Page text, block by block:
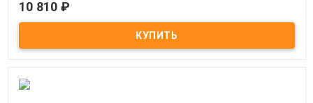
Под заказ
Тактильная дорожка 8 элементов "Соты"
10 810 ₽